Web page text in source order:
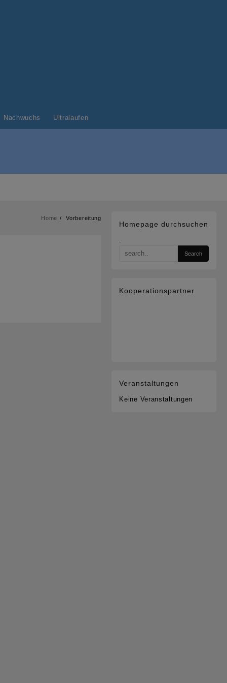
Nachwuchs Ultralaufen
Home Vorbereitung
Homepage durchsuchen
.
Kooperationspartner
Veranstaltungen
Keine Veranstaltungen